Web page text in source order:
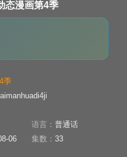
态漫画第4季
季
语言：普通话
06
集数：33